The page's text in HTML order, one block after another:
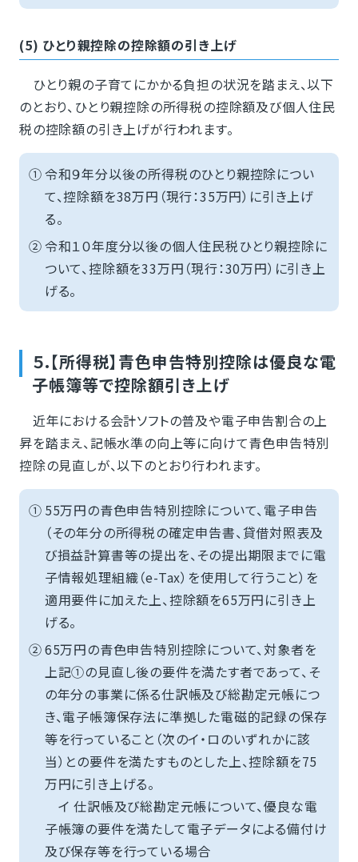
(5) ひとり親控除の控除額の引き上げ
ひとり親の子育てにかかる負担の状況を踏まえ、以下
のとおり、ひとり親控除の所得税の控除額及び個人住民
税の控除額の引き上げが行われます。
①令和９年分以後の所得税のひとり親控除につい
て、控除額を38万円（現行：35万円）に引き上げ
る。
②令和１０年度分以後の個人住民税ひとり親控除に
ついて、控除額を33万円（現行：30万円）に引き上
げる。
５.【所得税】青色申告特別控除は優良な電
子帳簿等で控除額引き上げ
近年における会計ソフトの普及や電子申告割合の上
昇を踏まえ、記帳水準の向上等に向けて青色申告特別
控除の見直しが、以下のとおり行われます。
① 55万円の青色申告特別控除について、電子申告
（その年分の所得税の確定申告書、貸借対照表及
び損益計算書等の提出を、その提出期限までに電
子情報処理組織（e-Tax）を使用して行うこと）を
適用要件に加えた上、控除額を65万円に引き上
げる。
②65万円の青色申告特別控除について、対象者を
上記①の見直し後の要件を満たす者であって、そ
の年分の事業に係る仕訳帳及び総勘定元帳につ
き、電子帳簿保存法に準拠した電磁的記録の保存
等を行っていること（次のイ・ロのいずれかに該
当）との要件を満たすものとした上、控除額を75
万円に引き上げる。
イ 仕訳帳及び総勘定元帳について、優良な電
子帳簿の要件を満たして電子データによる備付け
及び保存等を行っている場合